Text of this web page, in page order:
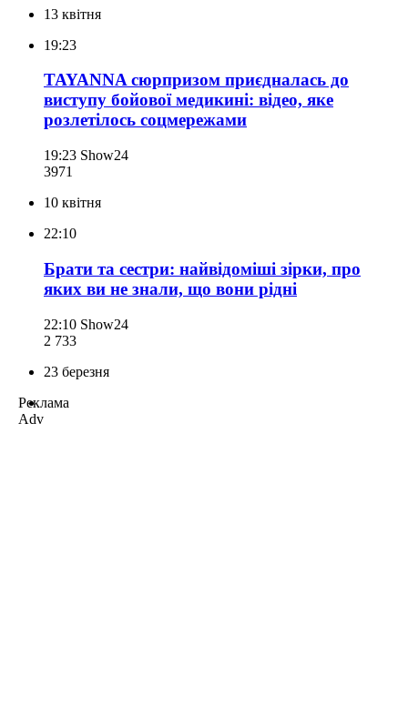
13 квітня
19:23
TAYANNA сюрпризом приєдналась до
виступу бойової медикині: відео, яке
розлетілось соцмережами
19:23 Show24
3971
10 квітня
22:10
Брати та сестри: найвідоміші зірки, про
яких ви не знали, що вони рідні
22:10 Show24
2 733
23 березня
Реклама
Adv